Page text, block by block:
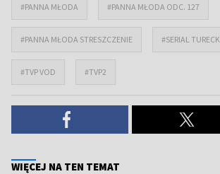
#PANNA MŁODA #PANNA MŁODA ODC. 127
#PANNA MŁODA STRESZCZENIE #SERIAL
#TVP VOD #TVP2
WIĘCEJ NA TEN TEMAT